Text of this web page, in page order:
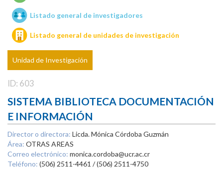
Unidades de investigación
Listado general de investigadores
Listado general de unidades de investigación
Unidad de Investigación
ID: 603
SISTEMA BIBLIOTECA DOCUMENTACIÓN
E INFORMACIÓN
Director o directora: Licda. Mónica Córdoba Guzmán
Área: OTRAS AREAS
Correo electrónico: monica.cordoba@ucr.ac.cr
Teléfono: (506) 2511-4461 / (506) 2511-4750